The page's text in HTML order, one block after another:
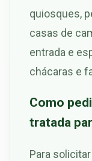
quiosques,
casas de
entrada e
chácaras e
Como
tratada
Para